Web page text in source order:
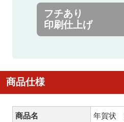
フチあり
印刷仕上げ
商品仕様
商品名 年賀状